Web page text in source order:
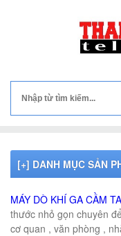
[+] DANH MỤC SẢN
MÁY DÒ KHÍ GA CẦM
thước nhỏ gọn chuyên
cơ quan , văn phòng ,